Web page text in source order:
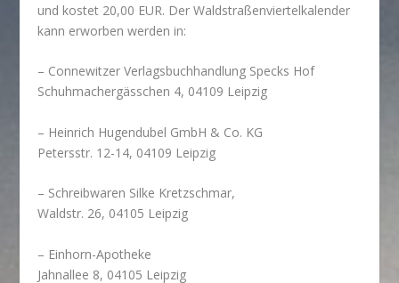
und kostet 20,00 EUR. Der Waldstraßenviertelkalender
kann erworben werden in:
– Connewitzer Verlagsbuchhandlung Specks Hof
Schuhmachergässchen 4, 04109 Leipzig
– Heinrich Hugendubel GmbH & Co. KG
Petersstr. 12-14, 04109 Leipzig
– Schreibwaren Silke Kretzschmar,
Waldstr. 26, 04105 Leipzig
– Einhorn-Apotheke
Jahnallee 8, 04105 Leipzig